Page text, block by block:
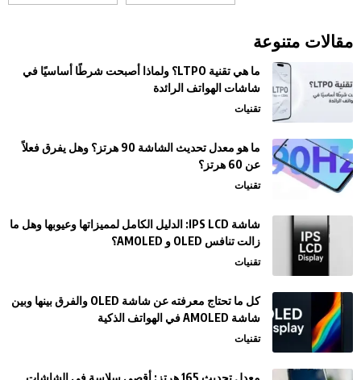
مقالات متنوعة
ما هي تقنية LTPO؟ ولماذا أصبحت شرطًا أساسيًا في
شاشات الهواتف الرائدة
تقنيات
ما هو معدل تحديث الشاشة 90 هرتز؟ وهل يفرق فعلاً
عن 60 هرتز؟
تقنيات
شاشة IPS LCD: الدليل الكامل لمميزاتها وعيوبها وهل ما
زالت تنافس OLED و AMOLED؟
تقنيات
كل ما تحتاج معرفته عن شاشة OLED والفرق بينها وبين
شاشة AMOLED في الهواتف الذكية
تقنيات
معدل تحديث 165 هرتز: أقصى سلاسة في الشاشات